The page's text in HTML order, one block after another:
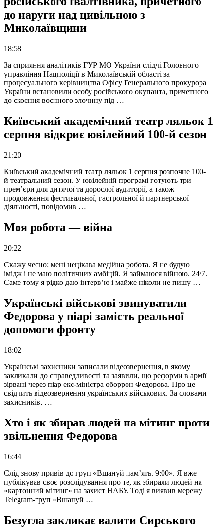
до наруги над цивільною з
Миколаївщини
18:58
За сприяння аналітиків ГУР МО України слідчі Головного
управління Нацполіції в Миколаївській області за
процесуального керівництва Офісу Генерального прокурора
України встановили особу російського окупанта, причетного
до скоєння воєнного злочину під …
Київський академічний театр ляльок 1
серпня відкриє ювілейний 100-й сезон
21:20
Київський академічний театр ляльок 1 серпня розпочне 100-
й театральний сезон. У ювілейній програмі готують три
прем’єри для дитячої та дорослої аудиторії, а також
продовження фестивальної, гастрольної й партнерської
діяльності, повідомив …
Моя робота — війна
20:22
Скажу чесно: мені нецікава медійна робота. Я не будую
імідж і не маю політичних амбіцій. Я займаюся війною. 24/7.
Саме тому я рідко даю інтерв’ю і майже ніколи не пишу …
Українські військові звинуватили
Федорова у піарі замість реальної
допомоги фронту
18:02
Українські захисники записали відеозвернення, в якому
закликали до справедливості та заявили, що реформи в армії
зірвані через піар екс-міністра оборрон Федорова. Про це
свідчить відеозвернення українських військових. За словами
захисників, …
Хто і як збирав людей на мітинг проти
звільнення Федорова
16:44
Слід знову привів до груп «Вшануй пам’ять. 9:00». Я вже
публікував своє розслідування про те, як збирали людей на
«картонний мітинг» на захист НАБУ. Тоді я виявив мережу
Telegram-груп «Вшануй …
Безугла закликає валити Сирського